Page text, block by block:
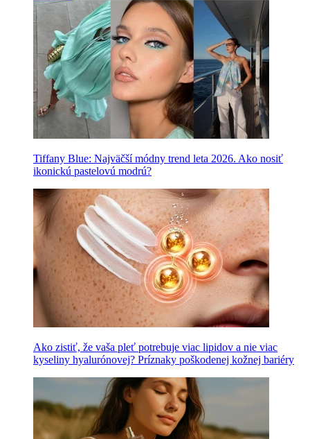
Tiffany Blue: Najväčší módny trend leta 2026. Ako nosiť
ikonickú pastelovú modrú?
Ako zistiť, že vaša pleť potrebuje viac lipidov a nie viac
kyseliny hyalurónovej? Príznaky poškodenej kožnej bariéry